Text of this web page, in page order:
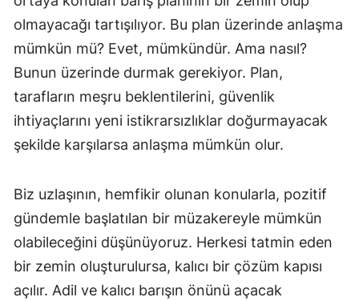
olmayacağı tartışılıyor. Bu plan üzerinde anlaşma
mümkün mü? Evet, mümkündür. Ama nasıl?
Bunun üzerinde durmak gerekiyor. Plan,
tarafların meşru beklentilerini, güvenlik
ihtiyaçlarını yeni istikrarsızlıklar doğurmayacak
şekilde karşılarsa anlaşma mümkün olur.
Biz uzlaşının, hemfikir olunan konularla, pozitif
gündemle başlatılan bir müzakereyle mümkün
olabileceğini düşünüyoruz. Herkesi tatmin eden
bir zemin oluşturulursa, kalıcı bir çözüm kapısı
açılır. Adil ve kalıcı barışın önünü açacak